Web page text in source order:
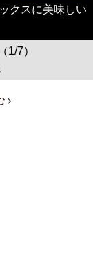
クスに美味しい
1/7）